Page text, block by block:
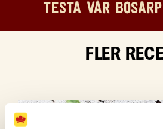
TESTA VÅR
FLER